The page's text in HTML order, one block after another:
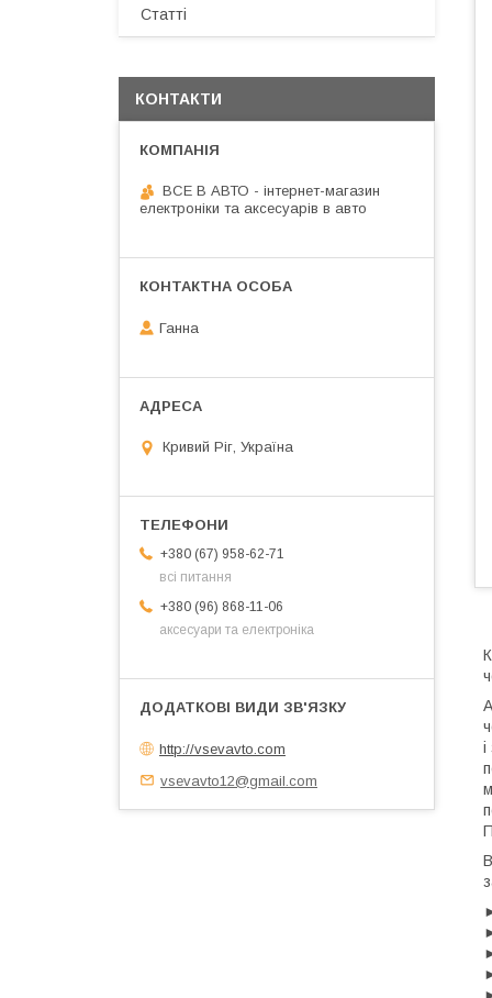
Статті
КОНТАКТИ
ВСЕ В АВТО - інтернет-магазин
електроніки та аксесуарів в авто
Ганна
Кривий Ріг, Україна
+380 (67) 958-62-71
всі питання
+380 (96) 868-11-06
аксесуари та електроніка
http://vsevavto.com
vsevavto12@gmail.com